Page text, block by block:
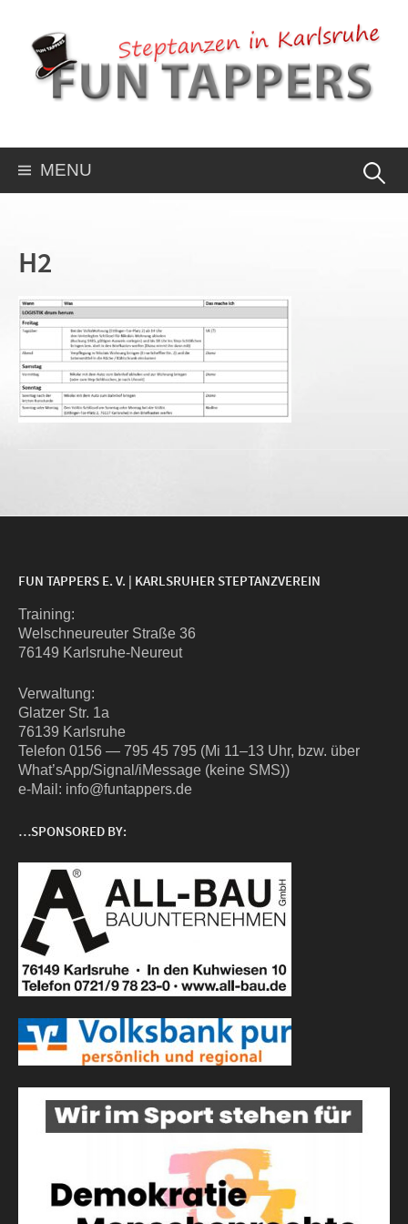
MENU
H2
FUN TAPPERS E. V. | KARLSRUHER STEPTANZVEREIN
Trai­ning:
Wel­sch­neu­reu­ter Stra­ße 36
76149 Karlsruhe-Neureut
Ver­wal­tung:
Glat­zer Str. 1a
76139 Karlsruhe
Tele­fon 0156 — 795 45 795 (Mi 11–13 Uhr, bzw. über
What’sApp/Signal/iMessage (kei­ne SMS))
e‑Mail: info@funtappers.de
…SPONSORED BY: